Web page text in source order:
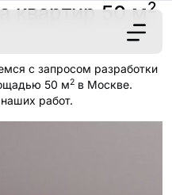
квартир 50 м2
с запросом разработки
50 м2 в Москве.
работ.